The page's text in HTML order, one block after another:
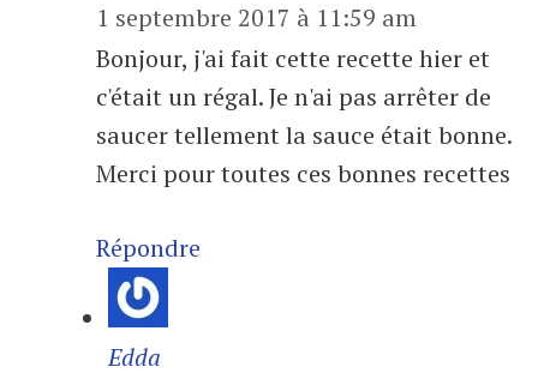
1 septembre 2017 à 11:59 am
Bonjour, j'ai fait cette recette hier et
c'était un régal. Je n'ai pas arrêter de
saucer tellement la sauce était bonne.
Merci pour toutes ces bonnes recettes
Répondre
Edda